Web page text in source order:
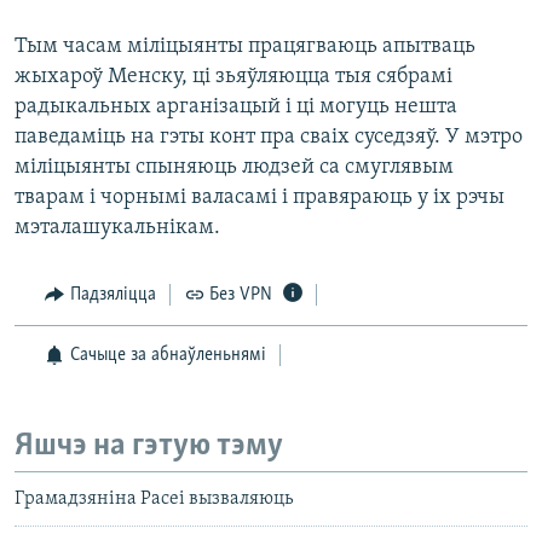
Тым часам міліцыянты працягваюць апытваць
жыхароў Менску, ці зьяўляюцца тыя сябрамі
радыкальных арганізацый і ці могуць нешта
паведаміць на гэты конт пра сваіх суседзяў. У мэтро
міліцыянты спыняюць людзей са смуглявым
тварам і чорнымі валасамі і правяраюць у іх рэчы
мэталашукальнікам.
Падзяліцца Без VPN
Сачыце за абнаўленьнямі
Яшчэ на гэтую тэму
Грамадзяніна Расеі вызваляюць